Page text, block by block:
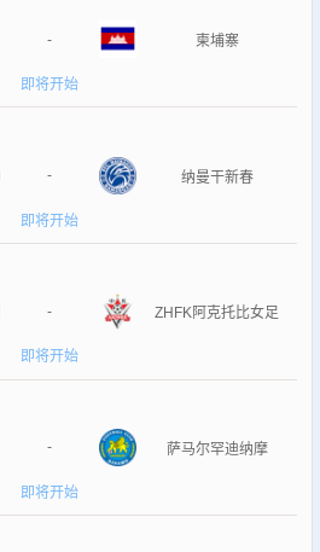
- 柬埔寨
即将开始
- 纳曼干新春
即将开始
- ZHFK阿克托比女足
即将开始
- 萨马尔罕迪纳摩
即将开始